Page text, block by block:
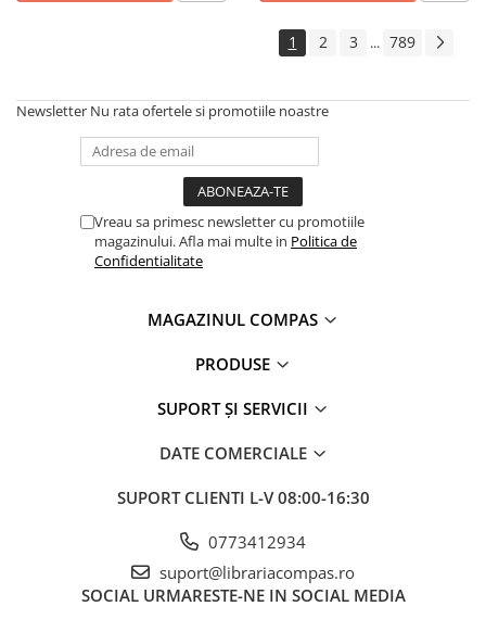
1 2 3 ... 789
Newsletter Nu rata ofertele si promotiile noastre
Vreau sa primesc newsletter cu promotiile
magazinului. Afla mai multe in Politica de
Confidentialitate
MAGAZINUL COMPAS
PRODUSE
SUPORT ȘI SERVICII
DATE COMERCIALE
SUPORT CLIENTI L-V 08:00-16:30
0773412934
suport@librariacompas.ro
SOCIAL URMARESTE-NE IN SOCIAL MEDIA